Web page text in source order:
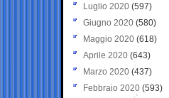
Luglio 2020 (597)
Giugno 2020 (580)
Maggio 2020 (618)
Aprile 2020 (643)
Marzo 2020 (437)
Febbraio 2020 (593)